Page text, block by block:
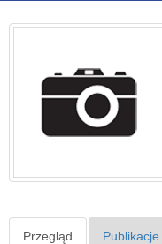
Przegląd Publikacje